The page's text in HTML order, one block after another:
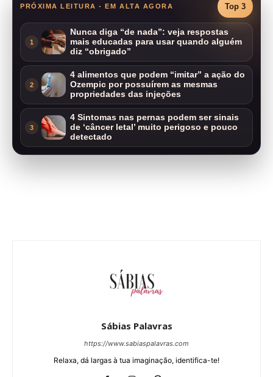
PRÓXIMA LEITURA - EM ALTA AGORA Top 3
1
Nunca diga “de nada”: veja respostas
mais educadas para usar quando alguém
diz “obrigado”
2
4 alimentos que podem “imitar” a ação do
Ozempic por possuírem as mesmas
propriedades das injeções
3
4 Sintomas nas pernas podem ser sinais
de ‘câncer letal’ muito perigoso e pouco
detectado
Sábias Palavras
https://www.sabiaspalavras.com
Relaxa, dá largas à tua imaginação, identifica-te!